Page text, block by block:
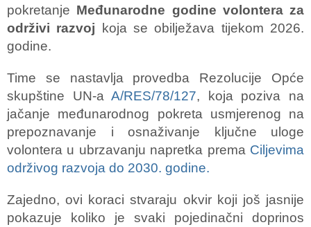
pokretanje Međunarodne godine volontera za
održivi razvoj koja se obilježava tijekom 2026.
godine.
Time se nastavlja provedba Rezolucije Opće
skupštine UN-a A/RES/78/127, koja poziva na
jačanje međunarodnog pokreta usmjerenog na
prepoznavanje i osnaživanje ključne uloge
volontera u ubrzavanju napretka prema Ciljevima
održivog razvoja do 2030. godine.
Zajedno, ovi koraci stvaraju okvir koji još jasnije
pokazuje koliko je svaki pojedinačni doprinos